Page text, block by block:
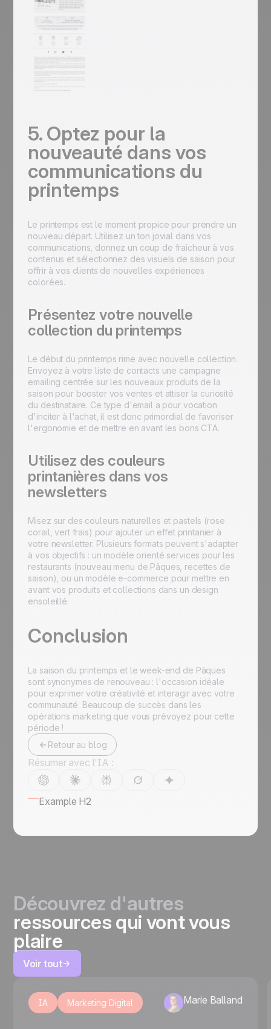
Retour au blog
Résumer avec l'IA :
Example H2
5. Optez pour la
nouveauté dans vos
communications du
printemps
Le printemps est le moment propice pour prendre un
nouveau départ. Utilisez un ton jovial dans vos
communications, donnez un coup de fraîcheur à vos
contenus et sélectionnez des visuels de saison pour
offrir à vos clients de nouvelles expériences
colorées.
Présentez votre nouvelle
collection du printemps
Le début du printemps rime avec nouvelle collection.
Envoyez à votre liste de contacts une campagne
emailing centrée sur les nouveaux produits de la
saison pour booster vos ventes et attiser la curiosité
du destinataire. Ce type d'email a pour vocation
d'inciter à l'achat, il est donc primordial de favoriser
l'ergonomie et de mettre en avant les bons CTA.
Utilisez des couleurs
printanières dans vos
newsletters
Misez sur des couleurs naturelles et pastels (rose
corail, vert frais) pour ajouter un effet printanier à
votre newsletter. Plusieurs formats peuvent s'adapter
à vos objectifs : un modèle orienté services pour les
restaurants (nouveau menu de Pâques, recettes de
saison), ou un modèle e-commerce pour mettre en
avant vos produits et collections dans un design
ensoleillé.
Conclusion
La saison du printemps et le week-end de Pâques
sont synonymes de renouveau : l'occasion idéale
pour exprimer votre créativité et interagir avec votre
communauté. Beaucoup de succès dans les
opérations marketing que vous prévoyez pour cette
période !
Découvrez d'autres
ressources qui vont vous
plaire
Voir tout
IA Marketing Digital Marie Balland